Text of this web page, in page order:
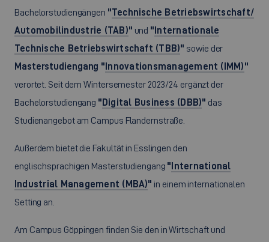
Bachelorstudiengängen "Technische Betriebswirtschaft/
Automobilindustrie (TAB)" und " Internationale
Technische Betriebswirtschaft (TBB)" sowie der
Masterstudiengang " Innovationsmanagement (IMM)"
verortet. Seit dem Wintersemester 2023/24 ergänzt der
Bachelorstudiengang " Digital Business (DBB)" das
Studienangebot am Campus Flandernstraße.
Außerdem bietet die Fakultät in Esslingen den
englischsprachigen Masterstudiengang " International
Industrial Management (MBA)" in einem internationalen
Setting an.
Am Campus Göppingen finden Sie den in Wirtschaft und